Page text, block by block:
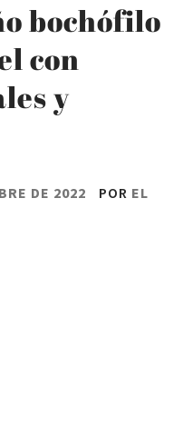
bochófilo
con
y
DE 2022 POR EL